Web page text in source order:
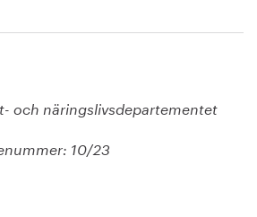
och näringslivsdepartementet
10/23